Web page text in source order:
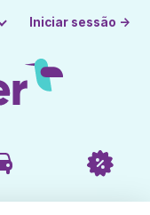
Iniciar sessão →